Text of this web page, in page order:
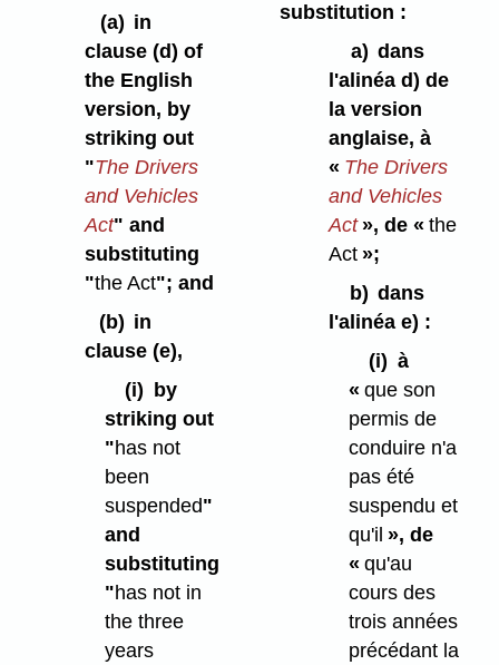
(a) in
clause (d) of
the English
version, by
striking out
"The Drivers
and Vehicles
Act" and
substituting
"the Act"; and
(b) in
clause (e),
(i) by
striking out
"has not
been
suspended"
and
substituting
"has not in
the three
years
substitution :
a) dans
l'alinéa d) de
la version
anglaise, à
« The Drivers
and Vehicles
Act», de «the
Act »;
b) dans
l'alinéa e) :
(i) à
« que son
permis de
conduire n'a
pas été
suspendu et
qu'il », de
« qu'au
cours des
trois années
précédant la